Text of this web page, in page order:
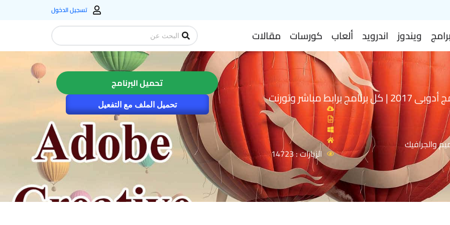
تسجيل الدخول
برامج ويندوز اندرويد ألعاب كورسات مقالات
Search
...
برابط مباشر وتورنت
والجرافيك
الزيارات : 14723
تحميل البرنامج
تحميل الملف مع التفعيل